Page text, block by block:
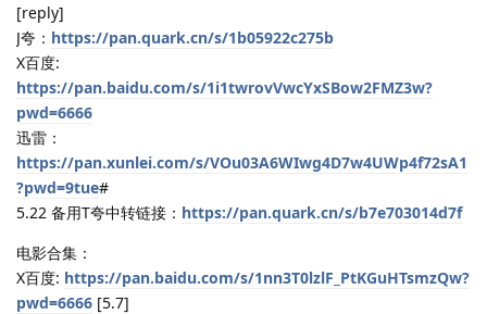
[reply]
J夸： https://pan.quark.cn/s/1b05922c275b
X百度:
https://pan.baidu.com/s/1i1twrovVwcYxSBow2FMZ3w?
pwd=6666
迅雷：
https://pan.xunlei.com/s/VOu03A6WIwg4D7w4UWp4f72sA1
?pwd=9tue#
5.22 备用T夸中转链接： https://pan.quark.cn/s/b7e703014d7f
电影合集：
X百度: https://pan.baidu.com/s/1nn3T0lzlF_PtKGuHTsmzQw?
pwd=6666 [5.7]